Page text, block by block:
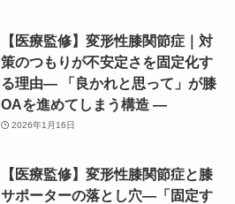
【医療監修】変形性膝関節症｜対
策のつもりが不安定さを固定化す
る理由― 「良かれと思って」が膝
OAを進めてしまう構造 ―
2026年1月16日
【医療監修】変形性膝関節症と膝
サポーターの落とし穴―「固定す